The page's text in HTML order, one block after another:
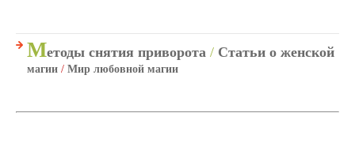
Методы снятия приворота / Статьи о женской
магии / Мир любовной магии